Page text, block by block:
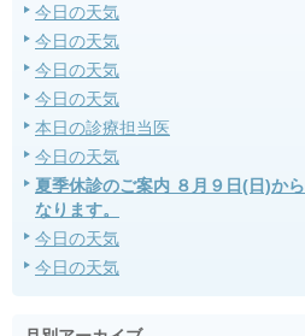
今日の天気
今日の天気
今日の天気
今日の天気
本日の診療担当医
今日の天気
夏季休診のご案内 ８月９日(日)か
なります。
今日の天気
今日の天気